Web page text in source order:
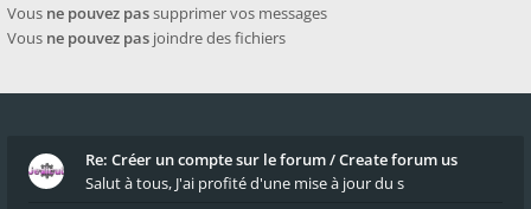
Vous ne pouvez passupprimer vos messages
Vous ne pouvez pas joindre des fichiers
Re: Créer un compte sur le forum / Create forum us
Salut à tous, J'ai profité d'une mise à jour du s